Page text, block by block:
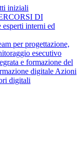
iniziali
DI
interni ed
per progettazione,
esecutivo
e formazione del
digitale Azioni
digitali